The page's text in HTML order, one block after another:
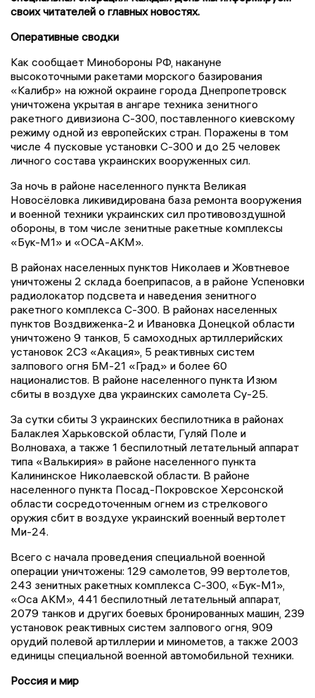
своих читателей о главных новостях.
Оперативные сводки
Как сообщает Минобороны РФ, накануне
высокоточными ракетами морского базирования
«Калибр» на южной окраине города Днепропетровск
уничтожена укрытая в ангаре техника зенитного
ракетного дивизиона С-300, поставленного киевскому
режиму одной из европейских стран. Поражены в том
числе 4 пусковые установки С-300 и до 25 человек
личного состава украинских вооруженных сил.
За ночь в районе населенного пункта Великая
Новосёловка ликивидирована база ремонта вооружения
и военной техники украинских сил противовоздушной
обороны, в том числе зенитные ракетные комплексы
«Бук-М1» и «ОСА-АКМ».
В районах населенных пунктов Николаев и Жовтневое
уничтожены 2 склада боеприпасов, а в районе Успеновки
радиолокатор подсвета и наведения зенитного
ракетного комплекса С-300. В районах населенных
пунктов Воздвиженка-2 и Ивановка Донецкой области
уничтожено 9 танков, 5 самоходных артиллерийских
установок 2С3 «Акация», 5 реактивных систем
залпового огня БМ-21 «Град» и более 60
националистов. В районе населенного пункта Изюм
сбиты в воздухе два украинских самолета Су-25.
За сутки сбиты 3 украинских беспилотника в районах
Балаклея Харьковской области, Гуляй Поле и
Волноваха, а также 1 беспилотный летательный аппарат
типа «Валькирия» в районе населенного пункта
Калининское Николаевской области. В районе
населенного пункта Посад-Покровское Херсонской
области сосредоточенным огнем из стрелкового
оружия сбит в воздухе украинский военный вертолет
Ми-24.
Всего с начала проведения специальной военной
операции уничтожены: 129 самолетов, 99 вертолетов,
243 зенитных ракетных комплекса С-300, «Бук-М1»,
«Оса АКМ», 441 беспилотный летательный аппарат,
2079 танков и других боевых бронированных машин, 239
установок реактивных систем залпового огня, 909
орудий полевой артиллерии и минометов, а также 2003
единицы специальной военной автомобильной техники.
Россия и мир